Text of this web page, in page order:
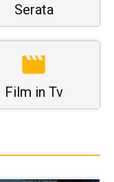
Serata
Film in Tv